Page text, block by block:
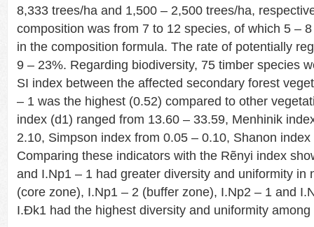
8,333 trees/ha and 1,500 – 2,500 trees/ha,
composition was from 7 to 12 species, of which 5 –
in the composition formula. The rate of potentially
9 – 23%. Regarding biodiversity, 75 timber species
SI index between the affected secondary forest
– 1 was the highest (0.52) compared to other
index (d1) ranged from 13.60 – 33.59, Menhinik
2.10, Simpson index from 0.05 – 0.10, Shanon
Comparing these indicators with the Rẽnyi index
and I.Np1 – 1 had greater diversity and uniformity in
(core zone), I.Np1 – 2 (buffer zone), I.Np2 – 1 and
I.Đk1 had the highest diversity and uniformity